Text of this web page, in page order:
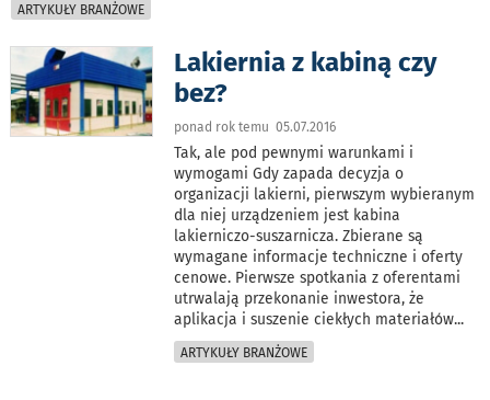
ARTYKUŁY BRANŻOWE
Lakiernia z kabiną czy
bez?
ponad rok temu 05.07.2016
Tak, ale pod pewnymi warunkami i
wymogami Gdy zapada decyzja o
organizacji lakierni, pierwszym wybieranym
dla niej urządzeniem jest kabina
lakierniczo-suszarnicza. Zbierane są
wymagane informacje techniczne i oferty
cenowe. Pierwsze spotkania z oferentami
utrwalają przekonanie inwestora, że
aplikacja i suszenie ciekłych materiałów...
ARTYKUŁY BRANŻOWE